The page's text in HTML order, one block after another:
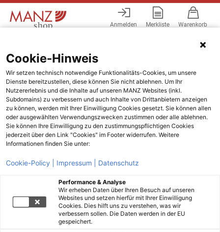
Anmelden Merkliste Warenkorb
Cookie-Hinweis
Wir setzen technisch notwendige Funktionalitäts-Cookies, um unsere
Dienste bereitzustellen, diese können Sie nicht ablehnen. Um Ihr
Nutzererlebnis und die Inhalte auf unseren MANZ Websites (inkl.
Subdomains) zu verbessern und auch Inhalte von Drittanbietern anzeigen
zu können, werden mit Ihrer Einwilligung Cookies gesetzt. Sie können allen
oder ausgewählten Verwendungszwecken zustimmen oder alle ablehnen.
Sie können Ihre Einwilligung zu den zustimmungspflichtigen Cookies
jederzeit über den Link "Cookies" im Footer widerrufen. Weitere
Informationen finden Sie unter:
Cookie-Policy | Impressum | Datenschutz
Performance & Analyse
Wir erheben Daten über Ihren Besuch auf unseren
Websites und setzen hierfür mit Ihrer Einwilligung
Cookies. Dies hilft uns zu verstehen, was wir
verbessern sollen. Die Daten werden in der EU
gespeichert.